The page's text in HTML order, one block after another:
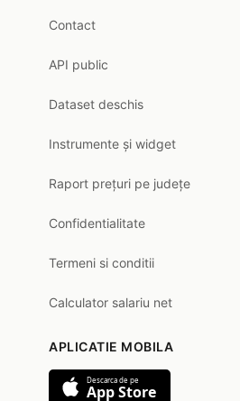
Contact
API public
Dataset deschis
Instrumente și widget
Raport prețuri pe județe
Confidentialitate
Termeni si conditii
Calculator salariu net
APLICATIE MOBILA
Descarca de pe
App Store